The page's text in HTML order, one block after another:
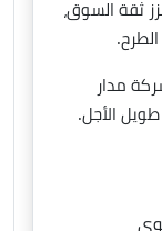
ثقة السوق،
مدار
الأجل.